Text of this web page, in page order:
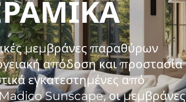
μεμβράνες παραθύρων
απόδοση και προστασία
εγκατεστημένες από
Sunscape, οι μεμβράνες